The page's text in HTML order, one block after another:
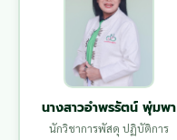
นางสาวอำพรรัตน์ พุ่มพา
นักวิชาการพัสดุ ปฏิบัติการ